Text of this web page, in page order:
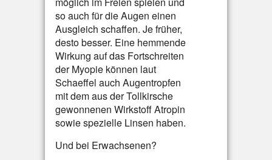
so auch für die Augen einen
Ausgleich schaffen. Je früher,
desto besser. Eine hemmende
Wirkung auf das Fortschreiten
der Myopie können laut
Schaeffel auch Augentropfen
mit dem aus der Tollkirsche
gewonnenen Wirkstoff Atropin
sowie spezielle Linsen haben.
Und bei Erwachsenen?